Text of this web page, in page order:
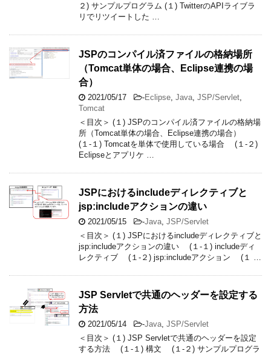
２) サンプルプログラム (１) TwitterのAPIライブラ
リでリツイートした …
JSPのコンパイル済ファイルの格納場所
（Tomcat単体の場合、Eclipse連携の場
合）
2021/05/17 -Eclipse Java JSP/Servlet
Tomcat
＜目次＞ (１) JSPのコンパイル済ファイルの格納場
所（Tomcat単体の場合、Eclipse連携の場合）
(１-１) Tomcatを単体で使用している場合 (１-２)
Eclipseとアプリケ …
JSPにおけるincludeディレクティブと
jsp:includeアクションの違い
2021/05/15 -Java JSP/Servlet
＜目次＞ (１) JSPにおけるincludeディレクティブと
jsp:includeアクションの違い (１-１) includeディ
レクティブ (１-２) jsp:includeアクション (１ …
JSP Servletで共通のヘッダーを設定する
方法
2021/05/14 -Java JSP/Servlet
＜目次＞ (１) JSP Servletで共通のヘッダーを設定
する方法 (１-１) 構文 (１-２) サンプルプログラ